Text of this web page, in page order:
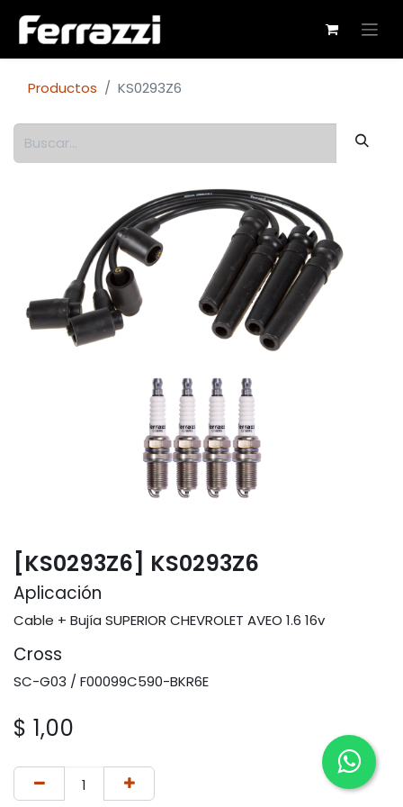
Productos KS0293Z6
[KS0293Z6] KS0293Z6
Aplicación
Cable + Bujía SUPERIOR CHEVROLET AVEO 1.6 16v
Cross
SC-G03 / F00099C590-BKR6E
$ 1,00